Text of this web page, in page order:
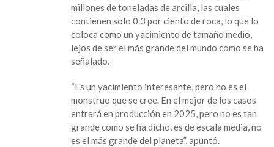
millones de toneladas de arcilla, las cuales
contienen sólo 0.3 por ciento de roca, lo que lo
coloca como un yacimiento de tamaño medio,
lejos de ser el más grande del mundo como se ha
señalado.
“Es un yacimiento interesante, pero no es el
monstruo que se cree. En el mejor de los casos
entrará en producción en 2025, pero no es tan
grande como se ha dicho, es de escala media, no
es el más grande del planeta”, apuntó.